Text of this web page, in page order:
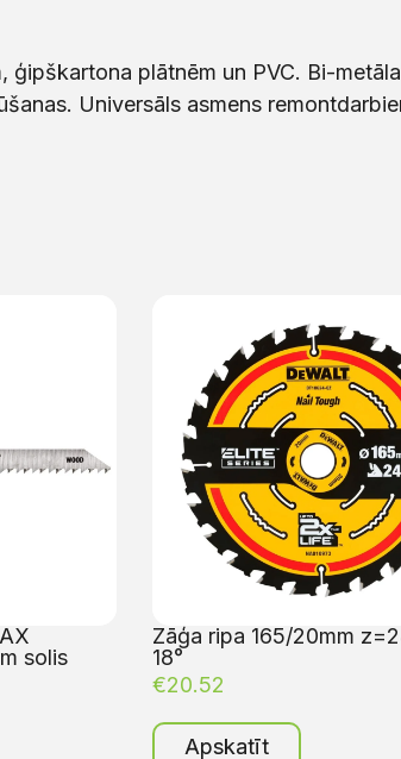
plātnēm un PVC. Bi-
Universāls asmens
solis
Zāģa ripa 165/20mm
18°
€20.52
Apskatīt